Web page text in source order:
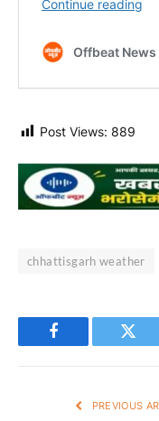
Post Views: 889
chhattisgarh weather
Facebook
PREVIOUS